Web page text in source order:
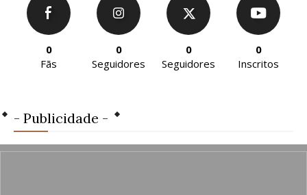
0
Fãs
0
Seguidores
0
Seguidores
0
Inscritos
- Publicidade -